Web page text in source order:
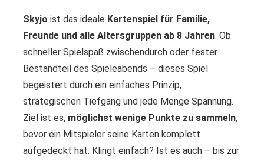
Skyjo ist das ideale Kartenspiel für Familie,
Freunde und alle Altersgruppen ab 8 Jahren. Ob
schneller Spielspaß zwischendurch oder fester
Bestandteil des Spieleabends – dieses Spiel
begeistert durch ein einfaches Prinzip,
strategischen Tiefgang und jede Menge Spannung.
Ziel ist es, möglichst wenige Punkte zu sammeln,
bevor ein Mitspieler seine Karten komplett
aufgedeckt hat. Klingt einfach? Ist es auch – bis zur